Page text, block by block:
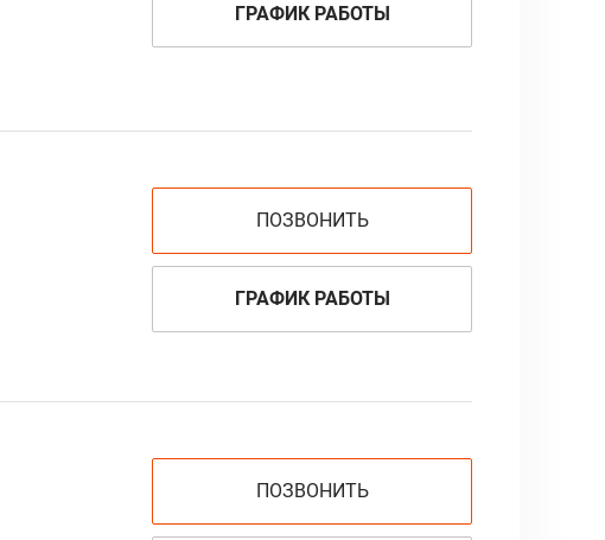
ГРАФИК РАБОТЫ
ПОЗВОНИТЬ
ГРАФИК РАБОТЫ
ПОЗВОНИТЬ